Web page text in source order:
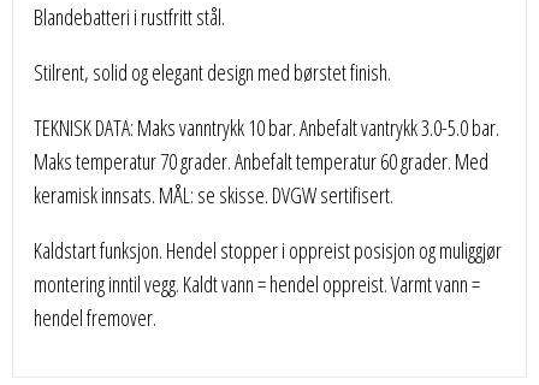
Blandebatteri i rustfritt stål.
Stilrent, solid og elegant design med børstet finish.
TEKNISK DATA: Maks vanntrykk 10 bar. Anbefalt vantrykk 3.0-5.0 bar.
Maks temperatur 70 grader. Anbefalt temperatur 60 grader. Med
keramisk innsats. MÅL: se skisse. DVGW sertifisert.
Kaldstart funksjon. Hendel stopper i oppreist posisjon og muliggjør
montering inntil vegg. Kaldt vann = hendel oppreist. Varmt vann =
hendel fremover.